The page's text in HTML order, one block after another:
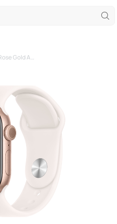
Часы Apple Watch Series 11, 46mm Rose Gold Aluminium Case with Light Blush Sport Band - M/L